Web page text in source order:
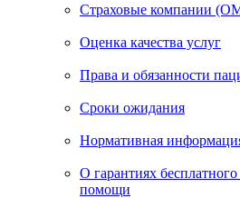
Страховые компании
Оценка качества услуг
Права и обязанности
Сроки ожидания
Нормативная
О гарантиях
помощи